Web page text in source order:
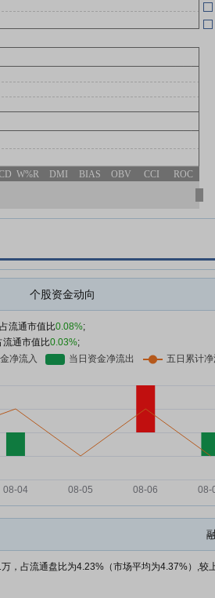
W%R DMI BIAS OBV CCI ROC
个股资金动向
占流通市值比0.08%;
流通市值比0.03%;
，占流通盘比为4.23%（市场平均为4.37%）,较